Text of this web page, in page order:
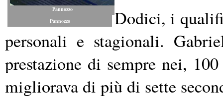
Pannozzo
Pannozzo
Dodici, i
personali e stagionali.
prestazione di sempre nei,
migliorava di più di sette